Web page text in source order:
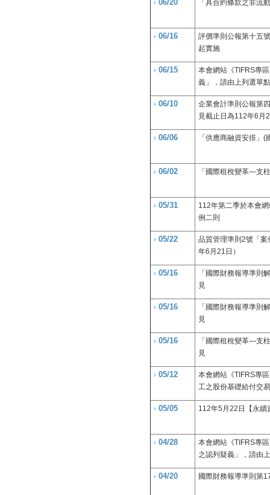
06/20 「具合約條款之非流
06/16
評價準則公報第十五
起實施
06/15
本會網站《TIFRS專
義」，請由上列選單
06/10
企業會計準則公報第
見截止日為112年6月
06/06 「供應商融資安排」
06/02 「國際租稅變革—支
05/31
112年第二季於本會
例二則
05/22
品質管理準則2號「
年6月21日）
05/16
「國際財務報導準則
見
05/16
「國際財務報導準則
見
05/16
「國際租稅變革—支
見
05/12
本會網站《TIFRS專
工之股份基礎給付交
05/05 112年5月22日【永續
04/28
本會網站《TIFRS專
之認列疑義」，請由
04/20 國際財務報導準則第